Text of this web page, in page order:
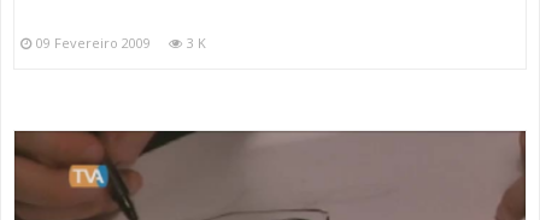
09 Fevereiro 2009 3 K